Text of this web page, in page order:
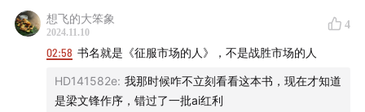
130:37 指导西蒙斯的人生原则：
易放弃，以美为导向
技公司传奇史的天才们，最终星归何处？
想飞的大笨象
2024.11.10
4
02:58 书名就是《征服市场的人》，不是战胜市场的人
HD141582e: 我那时候咋不立刻看看这本书，现在才知道
是梁文锋作序，错过了一批ai红利